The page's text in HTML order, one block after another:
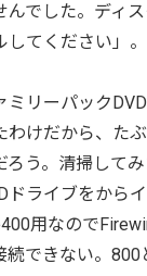
んでした。ディ
てください」。
ミリーパック
わけだから、た
う。清掃してみ
ドライブをから
用なので
続できない。800